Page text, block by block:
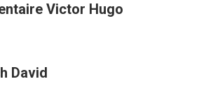
Victor Hugo
David